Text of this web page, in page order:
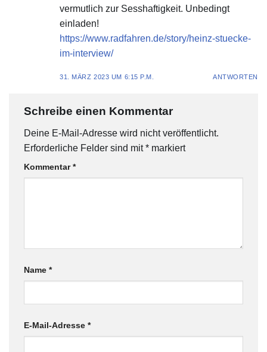
vermutlich zur Sesshaftigkeit. Unbedingt
einladen!
https://www.radfahren.de/story/heinz-stuecke-
im-interview/
31. MÄRZ 2023 UM 6:15 P.M. ANTWORTEN
Schreibe einen Kommentar
Deine E-Mail-Adresse wird nicht veröffentlicht.
Erforderliche Felder sind mit* markiert
Kommentar*
Name *
E-Mail-Adresse *